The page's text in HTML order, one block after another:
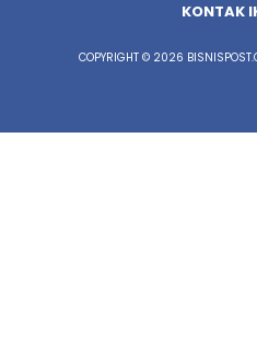
KONTAK
COPYRIGHT © 2026